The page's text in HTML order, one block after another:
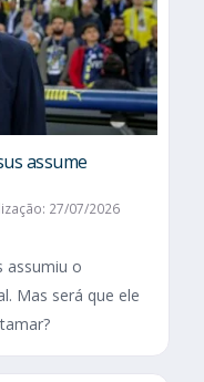
assume
27/07/2026
assumiu o
Mas será que ele